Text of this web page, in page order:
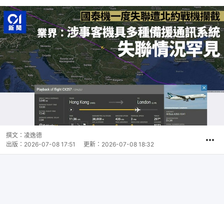
撰文： 凌逸德
出版： 2026-07-08 17:51 更新： 2026-07-08 18:32